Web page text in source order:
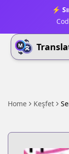
⚡
Home Keşfet